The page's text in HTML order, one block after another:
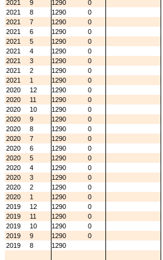
2021
9 1290
0
2021
8 1290
0
2021
7 1290
0
2021
6 1290
0
2021
5 1290
0
2021
4 1290
0
2021
3 1290
0
2021
2 1290
0
2021
1 1290
0
2020
12 1290
0
2020
11 1290
0
2020
10 1290
0
2020
9 1290
0
2020
8 1290
0
2020
7 1290
0
2020
6 1290
0
2020
5 1290
0
2020
4 1290
0
2020
3 1290
0
2020
2 1290
0
2020
1 1290
0
2019
12 1290
0
2019
11 1290
0
2019
10 1290
0
2019
9 1290
0
2019
8 1290